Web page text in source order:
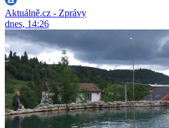
Aktuálně.cz - Zprávy
dnes, 14:26